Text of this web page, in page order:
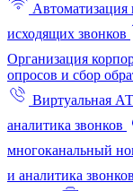
Автоматизация
исходящих звонков
Организация
опросов и сбор
Виртуальная
аналитика звонков
многоканальный
и аналитика звонков